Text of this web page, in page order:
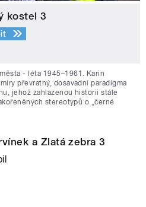
kostel 3
- léta 1945–1961. Karin
převratný, dosavadní paradigma
jehož zahlazenou historii stále
stereotypů o „černé
a Zlatá zebra 3